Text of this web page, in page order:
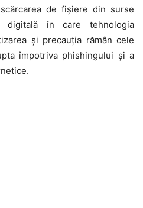
de fișiere din surse
digitală în care tehnologia
și precauția rămân cele
împotriva phishingului și a